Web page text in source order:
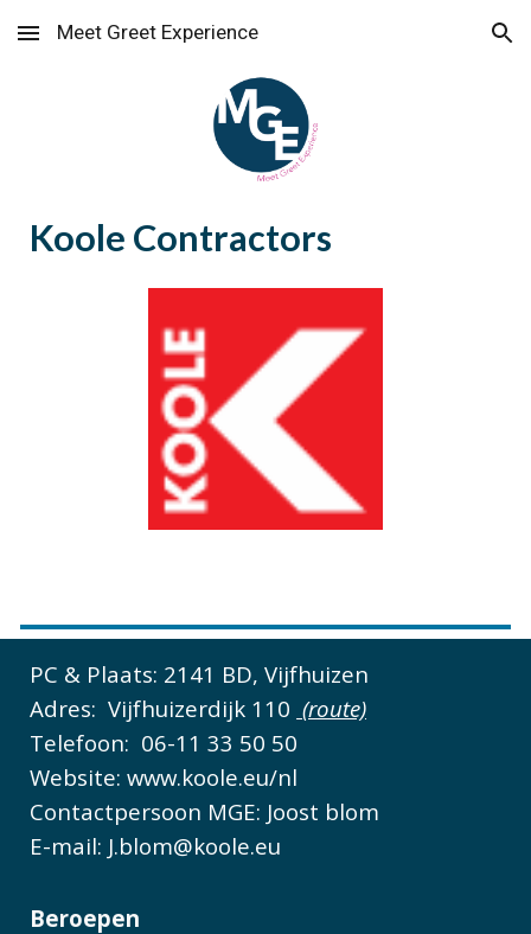
Skip to main content Skip to navigation
Meet Greet Experience
Koole Contractors
PC & Plaats: 2141 BD, Vijfhuizen
Adres: Vijfhuizerdijk 110 (route)
Telefoon: 06-11 33 50 50
Website: www.koole.eu/nl
Contactpersoon MGE: Joost blom
E-mail: J.blom@koole.eu
Beroepen